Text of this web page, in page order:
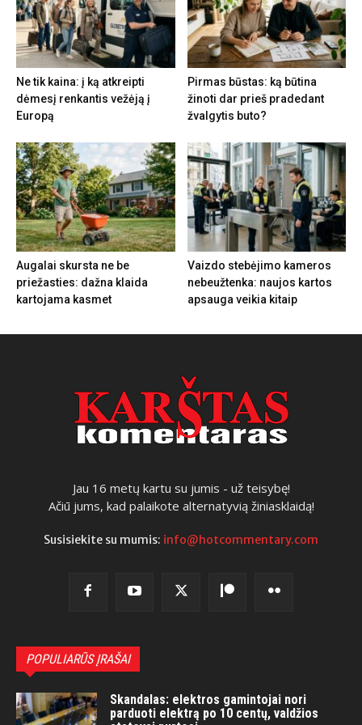
Ne tik kaina: į ką atkreipti
dėmesį renkantis vežėją į
Europą
Pirmas būstas: ką būtina
žinoti dar prieš pradedant
žvalgytis buto?
Augalai skursta ne be
priežasties: dažna klaida
kartojama kasmet
Vaizdo stebėjimo kameros
nebeužtenka: naujos kartos
apsauga veikia kitaip
Jau 16 metų kartu su jumis - už teisybę!
Ačiū jums, kad palaikote alternatyvią žiniasklaidą!
Susisiekite su mumis: info@hotcommentary.com
POPULIARŪS ĮRAŠAI
Skandalas: elektros gamintojai nori
parduoti elektrą po 10 centų, valdžios